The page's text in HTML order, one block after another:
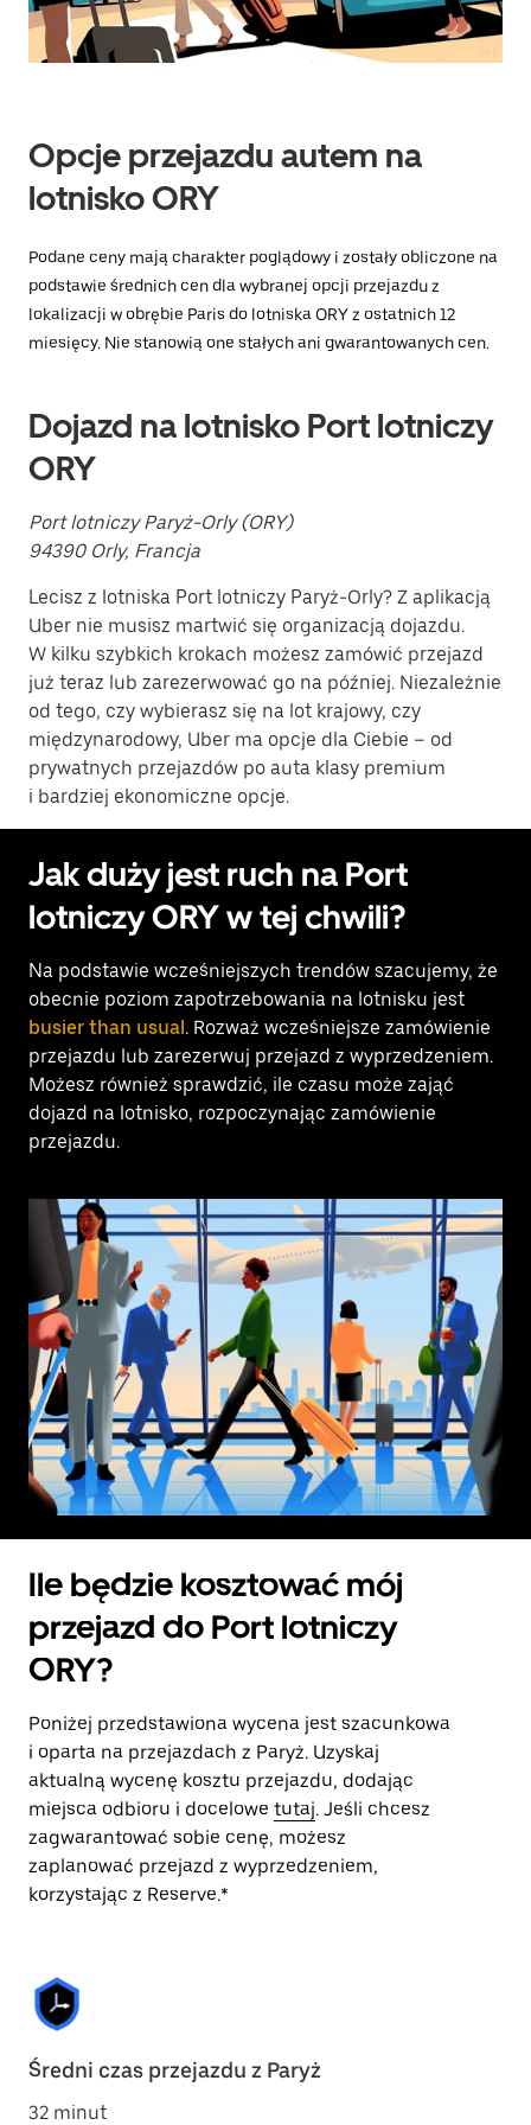
aby
zamknąć
kalendarz.
Opcje przejazdu autem na
lotnisko ORY
Podane ceny mają charakter poglądowy i zostały obliczone na
podstawie średnich cen dla wybranej opcji przejazdu z
lokalizacji w obrębie Paris do lotniska ORY z ostatnich 12
miesięcy. Nie stanowią one stałych ani gwarantowanych cen.
Dojazd na lotnisko Port lotniczy
ORY
Port lotniczy Paryż-Orly (ORY)
94390 Orly, Francja
Lecisz z lotniska Port lotniczy Paryż-Orly? Z aplikacją
Uber nie musisz martwić się organizacją dojazdu.
W kilku szybkich krokach możesz zamówić przejazd
już teraz lub zarezerwować go na później. Niezależnie
od tego, czy wybierasz się na lot krajowy, czy
międzynarodowy, Uber ma opcje dla Ciebie – od
prywatnych przejazdów po auta klasy premium
i bardziej ekonomiczne opcje.
Jak duży jest ruch na Port
lotniczy ORY w tej chwili?
Na podstawie wcześniejszych trendów szacujemy, że
obecnie poziom zapotrzebowania na lotnisku jest
busier than usual. Rozważ wcześniejsze zamówienie
przejazdu lub zarezerwuj przejazd z wyprzedzeniem.
Możesz również sprawdzić, ile czasu może zająć
dojazd na lotnisko, rozpoczynając zamówienie
przejazdu.
Ile będzie kosztować mój
przejazd do Port lotniczy
ORY?
Poniżej przedstawiona wycena jest szacunkowa
i oparta na przejazdach z Paryż. Uzyskaj
aktualną wycenę kosztu przejazdu, dodając
miejsca odbioru i docelowe tutaj. Jeśli chcesz
zagwarantować sobie cenę, możesz
zaplanować przejazd z wyprzedzeniem,
korzystając z Reserve.*
Średni czas przejazdu z Paryż
32 minut